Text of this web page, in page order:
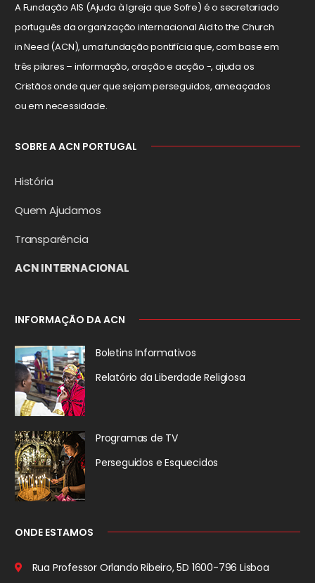
A Fundação AIS (Ajuda à Igreja que Sofre) é o secretariado
português da organização internacional Aid to the Church
in Need (ACN), uma fundação pontifícia que, com base em
três pilares – informação, oração e acção -, ajuda os
Cristãos onde quer que sejam perseguidos, ameaçados
ou em necessidade.
SOBRE A ACN PORTUGAL
História
Quem Ajudamos
Transparência
ACN INTERNACIONAL
INFORMAÇÃO DA ACN
Boletins Informativos
Relatório da Liberdade Religiosa
Programas de TV
Perseguidos e Esquecidos
ONDE ESTAMOS
Rua Professor Orlando Ribeiro, 5D 1600-796 Lisboa